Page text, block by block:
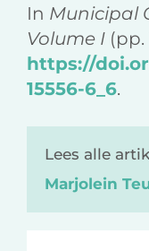
In Municipal
Volume I (pp.
https://
15556-6_6.
Lees alle
Marjolein